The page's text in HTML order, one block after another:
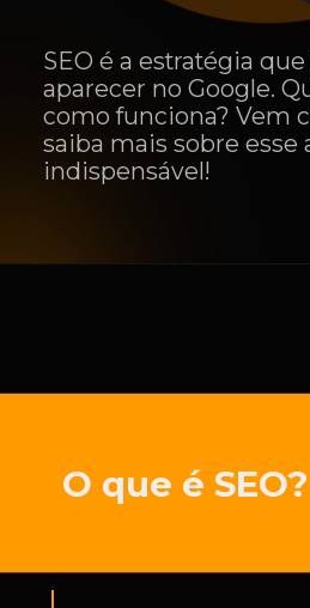
SEO é a estratégia
aparecer no Google.
como funciona? Vem
saiba mais sobre esse
indispensável!
O que é SEO?